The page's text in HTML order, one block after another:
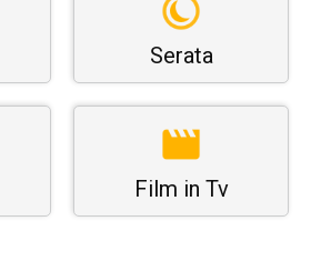
Serata
Film in Tv